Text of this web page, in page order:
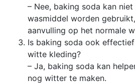
– Nee, baking soda kan
wasmiddel worden
aanvulling op het normale
Is baking soda ook
witte kleding?
– Ja, baking soda kan
nog witter te maken.